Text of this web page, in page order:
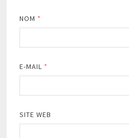
NOM *
E-MAIL *
SITE WEB